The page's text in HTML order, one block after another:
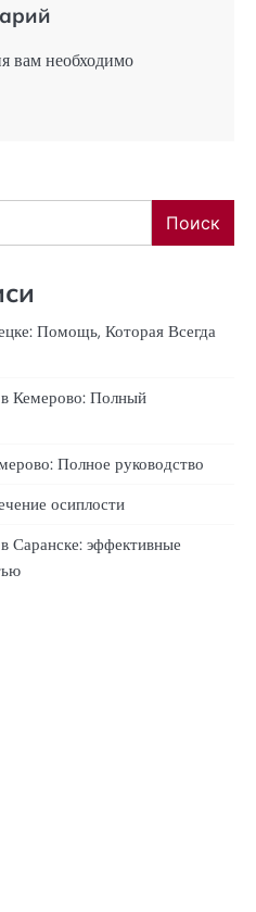
вам необходимо
Поиск
Помощь, Которая Всегда
в Кемерово: Полный
Полное руководство
осиплости
Саранске: эффективные